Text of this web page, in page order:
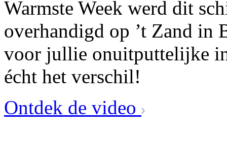
Warmste Week werd dit
overhandigd op ’t Zand in
voor jullie onuitputtelijke
écht het verschil!
Ontdek de video